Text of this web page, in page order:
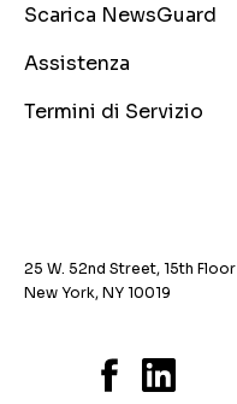
Scarica NewsGuard
Assistenza
Termini di Servizio
25 W. 52nd Street, 15th Floor
New York, NY 10019